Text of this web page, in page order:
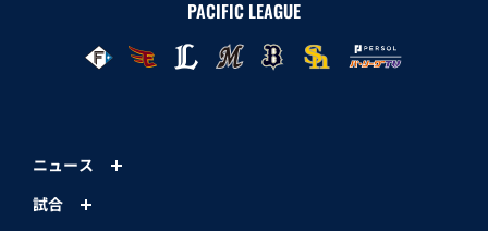
PACIFIC LEAGUE
ニュース
試合